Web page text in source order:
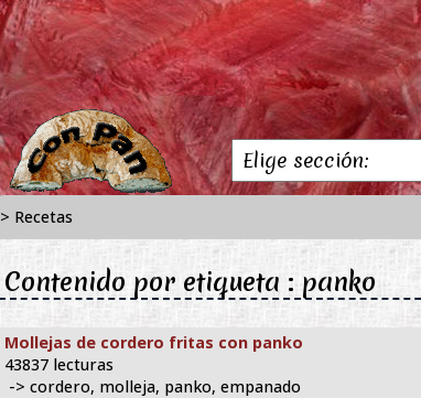
> Recetas
Contenido por etiqueta : panko
Mollejas de cordero fritas con panko
43837 lecturas
-> cordero, molleja, panko, empanado